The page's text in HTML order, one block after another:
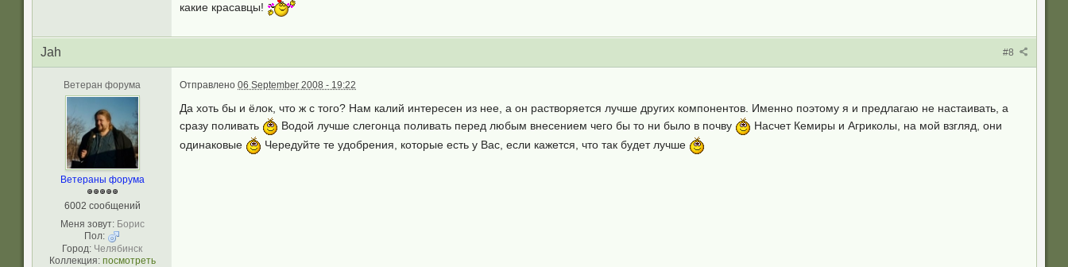
какие красавцы!
#8
Jah
Ветеран форума
Ветераны форума
6002 сообщений
Меня зовут: Борис
Пол:
Город: Челябинск
Коллекция: посмотреть
Отправлено 06 September 2008 - 19:22
Да хоть бы и ёлок, что ж с того? Нам калий интересен из нее, а он растворяется лучше других компонентов. Именно поэтому я и предлагаю не настаивать, а
сразу поливать
Водой лучше слегонца поливать перед любым внесением чего бы то ни было в почву
Насчет Кемиры и Агриколы, на мой взгляд, они
одинаковые
Чередуйте те удобрения, которые есть у Вас, если кажется, что так будет лучше